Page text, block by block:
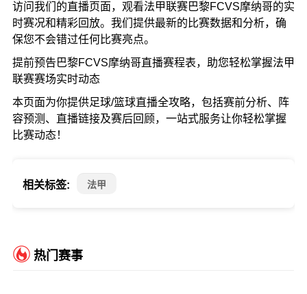
访问我们的直播页面，观看法甲联赛巴黎FCVS摩纳哥的实
时赛况和精彩回放。我们提供最新的比赛数据和分析，确
保您不会错过任何比赛亮点。
提前预告巴黎FCVS摩纳哥直播赛程表，助您轻松掌握法甲
联赛赛场实时动态
本页面为你提供足球/篮球直播全攻略，包括赛前分析、阵
容预测、直播链接及赛后回顾，一站式服务让你轻松掌握
比赛动态！
相关标签: 法甲
热门赛事